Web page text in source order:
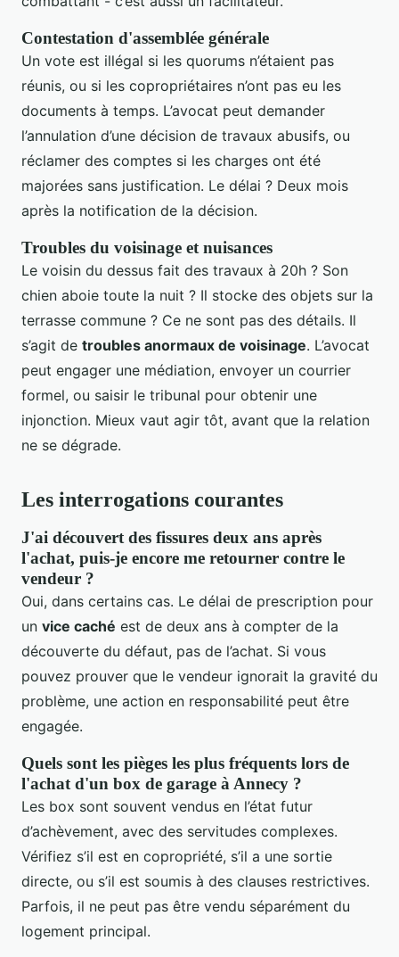
Contestation d'assemblée générale
Un vote est illégal si les quorums n’étaient pas
réunis, ou si les copropriétaires n’ont pas eu les
documents à temps. L’avocat peut demander
l’annulation d’une décision de travaux abusifs, ou
réclamer des comptes si les charges ont été
majorées sans justification. Le délai ? Deux mois
après la notification de la décision.
Troubles du voisinage et nuisances
Le voisin du dessus fait des travaux à 20h ? Son
chien aboie toute la nuit ? Il stocke des objets sur la
terrasse commune ? Ce ne sont pas des détails. Il
s’agit de troubles anormaux de voisinage. L’avocat
peut engager une médiation, envoyer un courrier
formel, ou saisir le tribunal pour obtenir une
injonction. Mieux vaut agir tôt, avant que la relation
ne se dégrade.
Les interrogations courantes
J'ai découvert des fissures deux ans après
l'achat, puis-je encore me retourner contre le
vendeur ?
Oui, dans certains cas. Le délai de prescription pour
un vice caché est de deux ans à compter de la
découverte du défaut, pas de l’achat. Si vous
pouvez prouver que le vendeur ignorait la gravité du
problème, une action en responsabilité peut être
engagée.
Quels sont les pièges les plus fréquents lors de
l'achat d'un box de garage à Annecy ?
Les box sont souvent vendus en l’état futur
d’achèvement, avec des servitudes complexes.
Vérifiez s’il est en copropriété, s’il a une sortie
directe, ou s’il est soumis à des clauses restrictives.
Parfois, il ne peut pas être vendu séparément du
logement principal.